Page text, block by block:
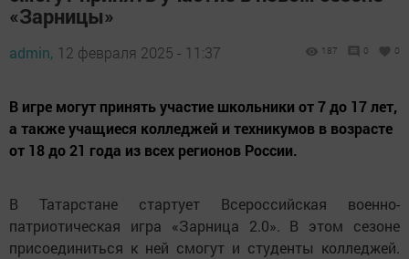
«Зарницы»
admin, 12 февраля 2025 - 11:37 187 0 0
В игре могут принять участие школьники от 7 до 17 лет,
а также учащиеся колледжей и техникумов в возрасте
от 18 до 21 года из всех регионов России.
В Татарстане стартует Всероссийская военно-
патриотическая игра «Зарница 2.0». В этом сезоне
присоединиться к ней смогут и студенты колледжей.